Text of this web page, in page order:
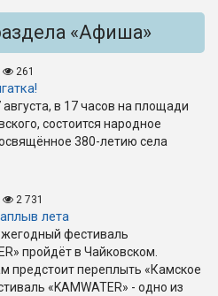
«Афиша»
261
августа, в 17 часов на площади
состоится народное
380-летию села
2 731
лета
фестиваль
пройдёт в Чайковском.
предстоит переплыть «Камское
«KAMWATER» - одно из